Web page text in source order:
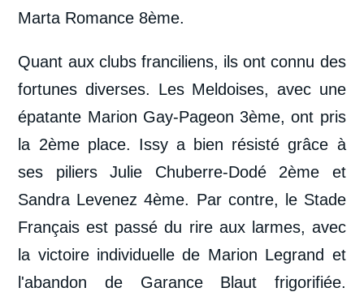
Marta Romance 8ème.
Quant aux clubs franciliens, ils ont connu des
fortunes diverses. Les Meldoises, avec une
épatante Marion Gay-Pageon 3ème, ont pris
la 2èmeplace. Issy a bien résisté grâce à
ses piliers Julie Chuberre-Dodé 2ème et
Sandra Levenez 4ème. Par contre, le Stade
Français est passé du rire aux larmes, avec
la victoire individuelle de Marion Legrand et
l'abandon de Garance Blaut frigorifiée.